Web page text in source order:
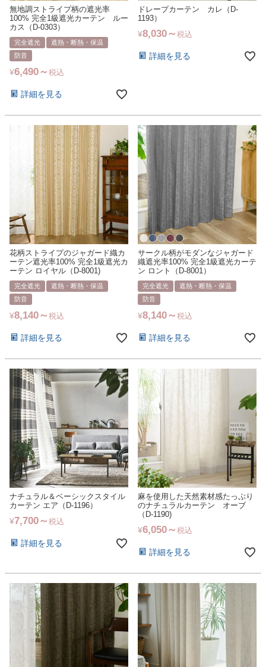
無地調ストライプ柄の遮光率
100% 完全1級遮光カーテン ルー
カス（D-0303）
完全遮光
遮熱・断熱・保温
防音
¥6,490 税込
詳細を見る
ドレープカーテン カレ（D-
1193）
¥8,030 税込
詳細を見る
花柄ストライプのジャガード織カ
ーテン遮光率100% 完全1級遮光カ
ーテン ロイヤル（D-8001)
完全遮光
遮熱・断熱・保温
防音
¥8,140 税込
詳細を見る
サークル柄がモダンなジャガード
織遮光率100% 完全1級遮光カーテ
ン ロント（D-8001）
完全遮光
遮熱・断熱・保温
防音
¥8,140 税込
詳細を見る
ナチュラル＆ベーシックスタイル
カーテン エア（D-1196）
¥7,700 税込
詳細を見る
麻を使用した天然素材感たっぷり
のナチュラルカーテン オーブ
（D-1190)
¥6,050 税込
詳細を見る